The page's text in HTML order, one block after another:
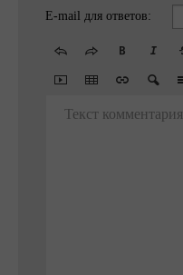
E-mail для ответов:
Текст комментария